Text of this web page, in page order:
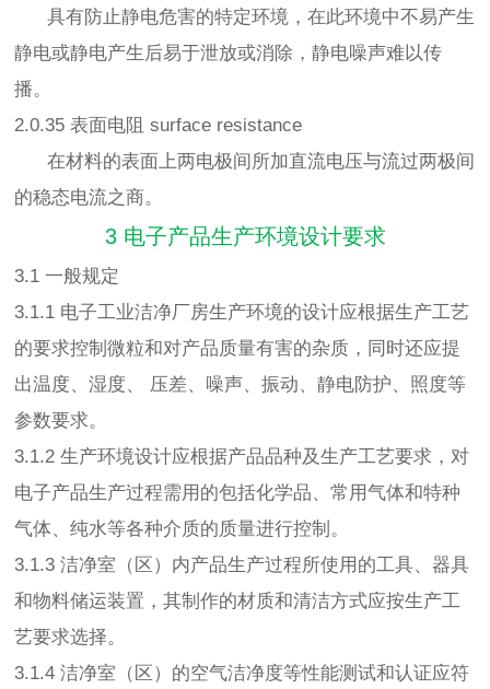
具有防止静电危害的特定环境，在此环境中不易产生
静电或静电产生后易于泄放或消除，静电噪声难以传
播。
2.0.35 表面电阻 surface resistance
在材料的表面上两电极间所加直流电压与流过两极间
的稳态电流之商。
3 电子产品生产环境设计要求
3.1 一般规定
3.1.1 电子工业洁净厂房生产环境的设计应根据生产工艺
的要求控制微粒和对产品质量有害的杂质，同时还应提
出温度、湿度、 压差、噪声、振动、静电防护、照度等
参数要求。
3.1.2 生产环境设计应根据产品品种及生产工艺要求，对
电子产品生产过程需用的包括化学品、常用气体和特种
气体、纯水等各种介质的质量进行控制。
3.1.3 洁净室（区）内产品生产过程所使用的工具、器具
和物料储运装置，其制作的材质和清洁方式应按生产工
艺要求选择。
3.1.4 洁净室（区）的空气洁净度等性能测试和认证应符